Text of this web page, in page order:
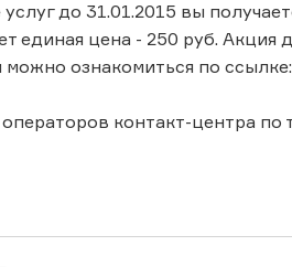
до 31.01.2015 вы
единая цена - 250 руб. Акция
ознакомиться по
контакт-центра по